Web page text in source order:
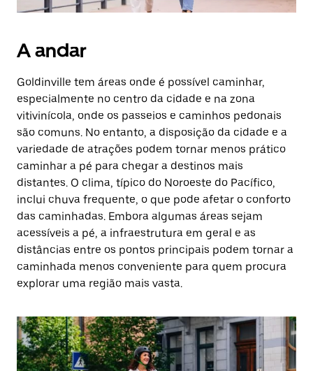
A andar
Goldinville tem áreas onde é possível caminhar,
especialmente no centro da cidade e na zona
vitivinícola, onde os passeios e caminhos pedonais
são comuns. No entanto, a disposição da cidade e a
variedade de atrações podem tornar menos prático
caminhar a pé para chegar a destinos mais
distantes. O clima, típico do Noroeste do Pacífico,
inclui chuva frequente, o que pode afetar o conforto
das caminhadas. Embora algumas áreas sejam
acessíveis a pé, a infraestrutura em geral e as
distâncias entre os pontos principais podem tornar a
caminhada menos conveniente para quem procura
explorar uma região mais vasta.